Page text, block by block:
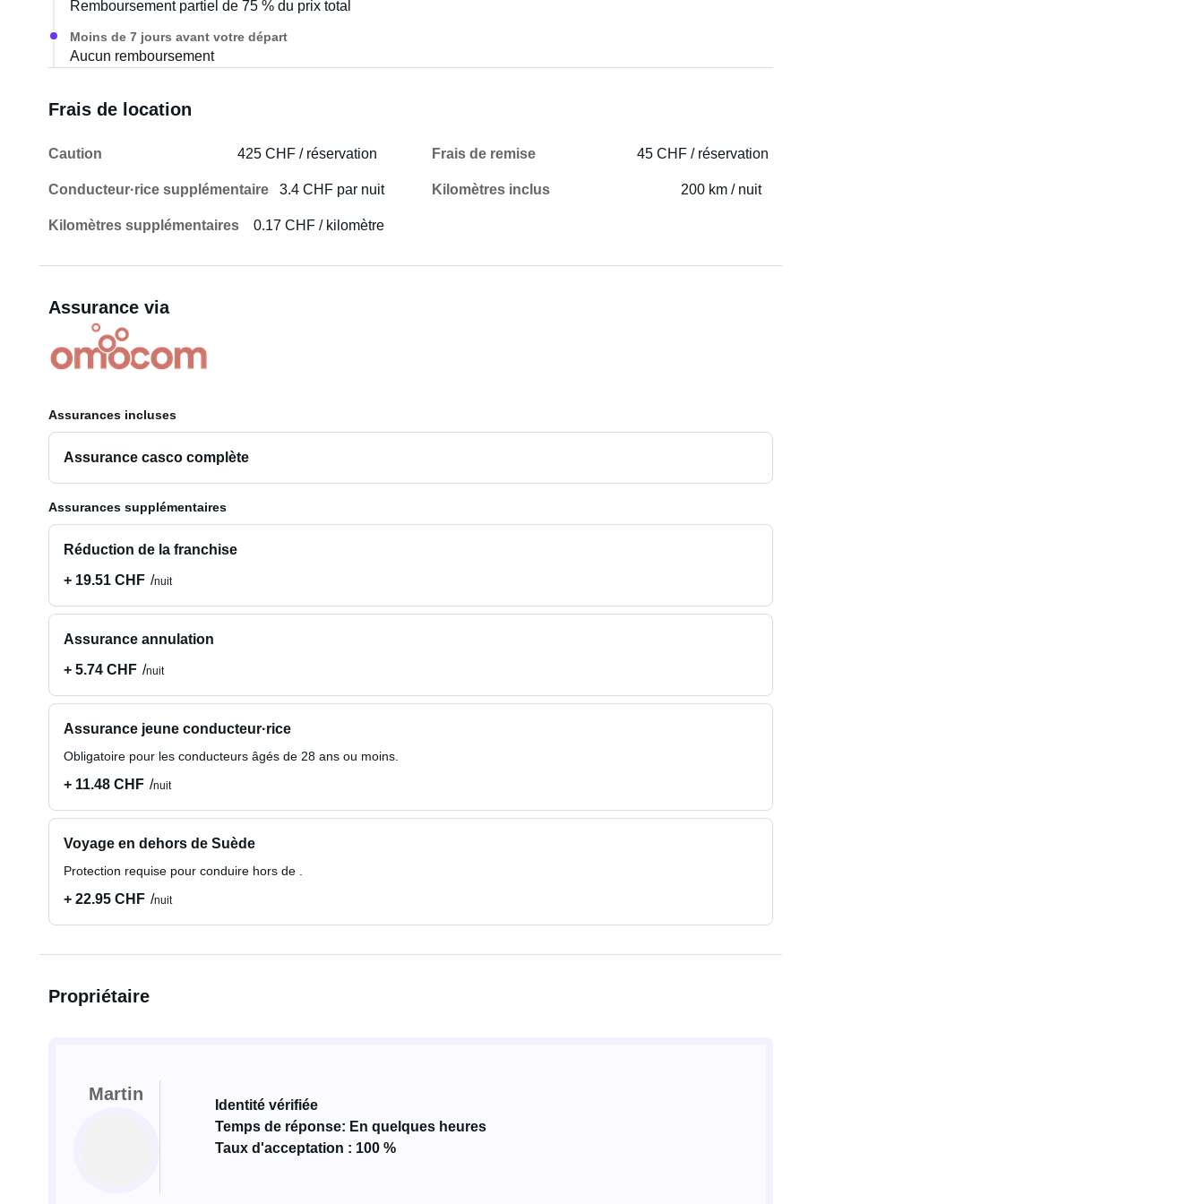
Remboursement partiel de 75 % du prix total
Moins de 7 jours avant votre départ
Aucun remboursement
Frais de location
Caution 425 CHF / réservation Frais de remise 45 CHF / réservation
Conducteur·rice supplémentaire 3.4 CHF par nuit Kilomètres inclus 200 km / nuit
Kilomètres supplémentaires 0.17 CHF / kilomètre
Assurance via
Assurances incluses
Assurance casco complète
Assurances supplémentaires
Réduction de la franchise
+ 19.51 CHF
nuit
Assurance annulation
+ 5.74 CHF
nuit
Assurance jeune conducteur·rice
Obligatoire pour les conducteurs âgés de 28 ans ou moins.
+ 11.48 CHF nuit
Voyage en dehors de Suède
Protection requise pour conduire hors de .
+ 22.95 CHF nuit
Propriétaire
Martin
Identité vérifiée
Temps de réponse: En quelques heures
Taux d'acceptation : 100 %